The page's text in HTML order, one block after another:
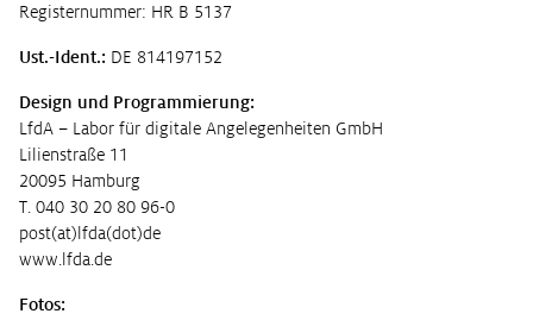
Registernummer: HR B 5137
Ust.-Ident.: DE 814197152
Design und Programmierung:
LfdA – Labor für digitale Angelegenheiten GmbH
Lilienstraße 11
20095 Hamburg
T. 040 30 20 80 96-0
post(at)lfda(dot)de
www.lfda.de
Fotos: